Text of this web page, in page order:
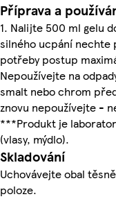
Příprava a
1. Nalijte 500 ml gelu
silného ucpání nechte
potřeby postup
Nepoužívejte na
smalt nebo chrom
znovu nepoužívejte -
***Produkt je
(vlasy, mýdlo).
Skladování
Uchovávejte obal
poloze.